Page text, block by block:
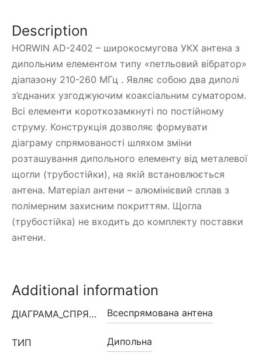
Description
HORWIN AD-2402 – широкосмугова УКХ антена з
дипольним елементом типу «петльовий вібратор»
діапазону 210-260 МГц . Являє собою два диполі
з’єднаних узгоджуючим коаксіальним суматором.
Всі елементи короткозамкнуті по постійному
струму. Конструкція дозволяє формувати
діаграму спрямованості шляхом зміни
розташування дипольного елементу від металевої
щогли (трубостійки), на якій встановлюється
антена. Матеріал антени – алюмінієвий сплав з
полімерним захисним покриттям. Щогла
(трубостійка) не входить до комплекту поставки
антени.
Additional information
ДІАГРАМА_СПРЯМОВАНОСТІ Всеспрямована антена
ТИП Дипольна